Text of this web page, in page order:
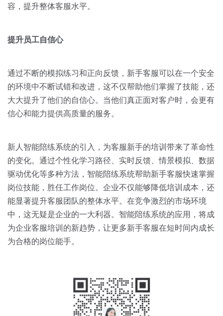
容，提升整体客服水平。
提升员工自信心
通过不断的模拟练习和正向反馈，新手客服可以在一个安全
的环境中不断试错和改进，这不仅帮助他们掌握了技能，还
大大提升了他们的自信心。当他们真正面对客户时，会更有
信心和能力提供高质量的服务。
新人智能陪练系统的引入，为客服新手的培训带来了革命性
的变化。通过个性化学习路径、实时反馈、情景模拟、数据
驱动优化等多种方法，智能陪练系统帮助新手客服快速掌握
岗位技能，胜任工作岗位。企业不仅能够降低培训成本，还
能显著提升客服团队的整体水平。在竞争激烈的市场环境
中，这无疑是企业的一大利器。智能陪练系统的应用，将成
为企业客服培训的新趋势，让更多新手客服在短时间内成长
为合格的岗位能手。